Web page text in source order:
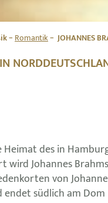
Romantik JOHANNES
des in
wird Johannes
von
endet südlich am